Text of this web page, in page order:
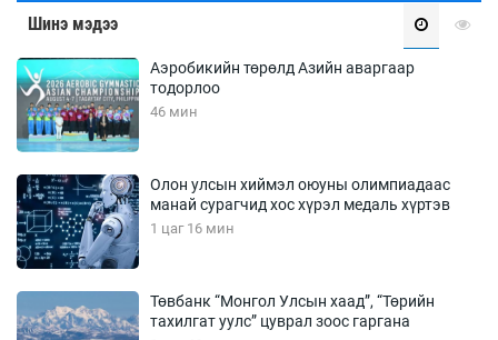
Шинэ мэдээ
Аэробикийн төрөлд Азийн аваргаар
тодорлоо
46 мин
Олон улсын хиймэл оюуны олимпиадаас
манай сурагчид хос хүрэл медаль хүртэв
1 цаг 16 мин
Төвбанк “Монгол Улсын хаад”, “Төрийн
тахилгат уулс” цуврал зоос гаргана